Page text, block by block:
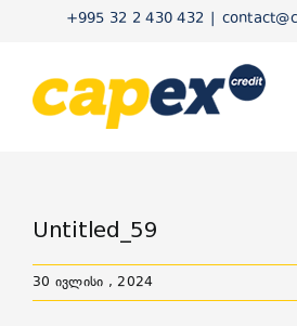
content
+995 32 2 430 432
Untitled_59
30 ივლისი , 2024